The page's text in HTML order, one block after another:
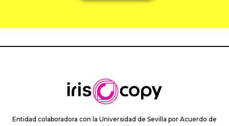
Entidad colaboradora con la Universidad de Sevilla por Acuerdo de